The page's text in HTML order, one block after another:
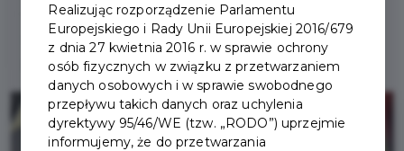
Informacje dotyczące
kwalifikacji
Realizując rozporządzenie Parlamentu
Europejskiego i Rady Unii Europejskiej 2016/679
z dnia 27 kwietnia 2016 r. w sprawie ochrony
osób fizycznych w związku z przetwarzaniem
danych osobowych i w sprawie swobodnego
przepływu takich danych oraz uchylenia
dyrektywy 95/46/WE (tzw. „RODO”) uprzejmie
informujemy, że do przetwarzania